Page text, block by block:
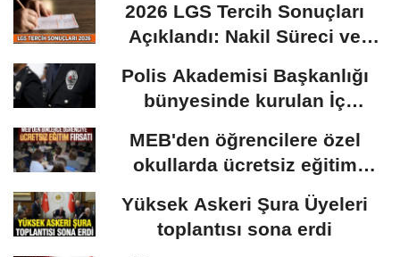
2026 LGS Tercih Sonuçları
Açıklandı: Nakil Süreci ve
Polis Akademisi Başkanlığı
bünyesinde kurulan İç
MEB'den öğrencilere özel
okullarda ücretsiz eğitim
fırsatı: Başvurular...
Yüksek Askeri Şura Üyeleri
toplantısı sona erdi